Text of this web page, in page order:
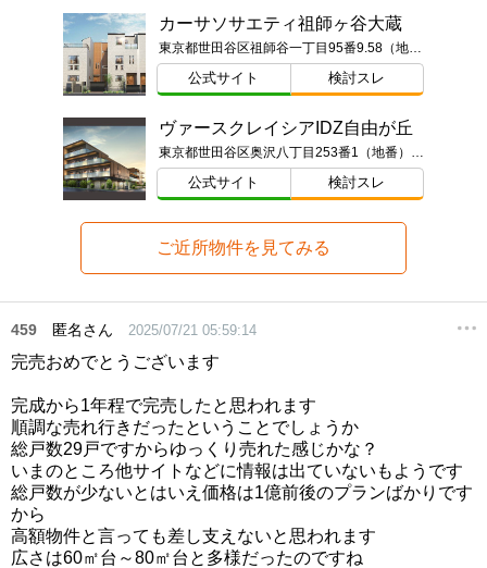
カーサソサエティ祖師ヶ谷大蔵
東京都世田谷区祖師谷一丁目95番9.58（地番）ほか
公式サイト 検討スレ
ヴァースクレイシアIDZ自由が丘
東京都世田谷区奥沢八丁目253番1（地番）東京都世田谷区奥沢八丁目1番23-○○○号（住居表示）
公式サイト 検討スレ
ご近所物件を見てみる
459 匿名さん 2025/07/21 05:59:14
完売おめでとうございます
完成から1年程で完売したと思われます
順調な売れ行きだったということでしょうか
総戸数29戸ですからゆっくり売れた感じかな？
いまのところ他サイトなどに情報は出ていないもようです
総戸数が少ないとはいえ価格は1億前後のプランばかりです
から
高額物件と言っても差し支えないと思われます
広さは60㎡台～80㎡台と多様だったのですね